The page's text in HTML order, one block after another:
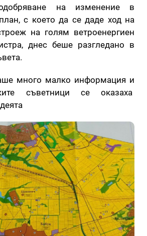
на изменение в
с което да се даде ход на
на голям ветроенергиен
днес беше разгледано в
много малко информация и
съветници се оказаха